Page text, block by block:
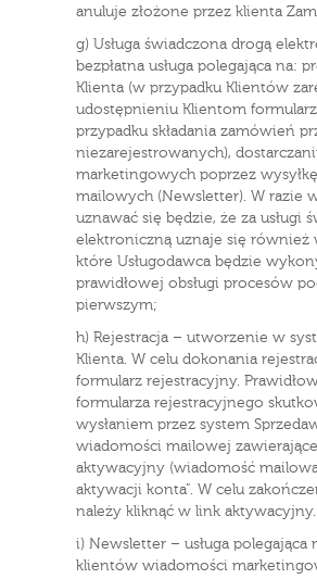
anuluje złożone przez klienta
g) Usługa świadczona drogą
bezpłatna usługa polegająca na:
Klienta (w przypadku Klientów
udostępnieniu Klientom
przypadku składania zamówień
niezarejestrowanych),
marketingowych poprzez
mailowych (Newsletter). W razie
uznawać się będzie, że za usługi
elektroniczną uznaje się również
które Usługodawca będzie
prawidłowej obsługi procesów
pierwszym;
h) Rejestracja – utworzenie w
Klienta. W celu dokonania
formularz rejestracyjny.
formularza rejestracyjnego
wysłaniem przez system
wiadomości mailowej
aktywacyjny (wiadomość
aktywacji konta”. W celu
należy kliknąć w link aktywacyjny.
i) Newsletter – usługa polegająca
klientów wiadomości